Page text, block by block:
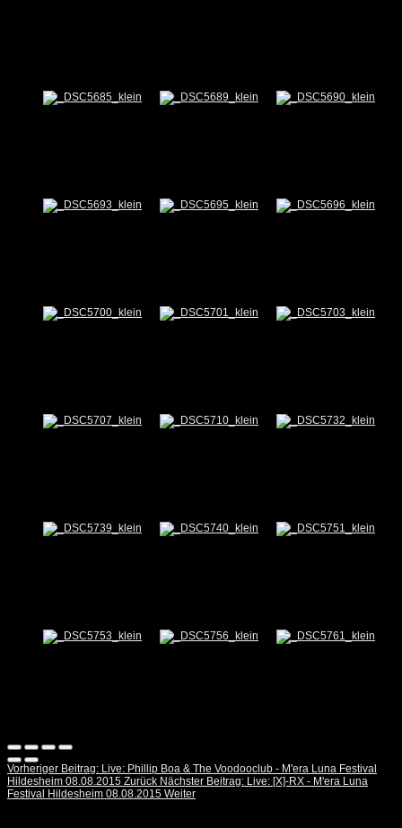
Vorheriger Beitrag: Live: Phillip Boa & The Voodooclub - M'era Luna Festival
Hildesheim 08.08.2015 Zurück Nächster Beitrag: Live: [X]-RX - M'era Luna
Festival Hildesheim 08.08.2015 Weiter